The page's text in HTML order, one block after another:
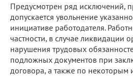
Предусмотрен ряд исключений,
допускается увольнение
инициативе работодателя.
частности, в случае ликвидации
нарушения трудовых
подложных документов при
договора, а также по